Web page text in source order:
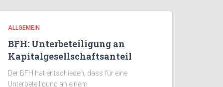
ALLGEMEIN
BFH: Unterbeteiligung an
Kapitalgesellschaftsanteil
Der BFH hat entschieden, dass für eine
Unterbeteiligung an einem